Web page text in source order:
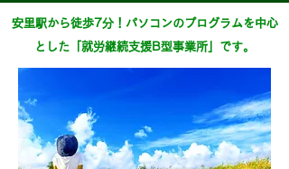
安里駅から徒歩7分！パソコンのプログラムを中心
とした「就労継続支援B型事業所」です。